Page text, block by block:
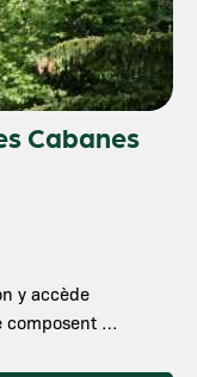
Cabanes
y accède
composent …